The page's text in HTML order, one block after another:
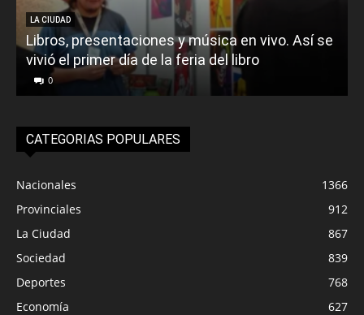
LA CIUDAD
Libros, presentaciones y música en vivo. Así se
vivió el primer día de la feria del libro
0
CATEGORIAS POPULARES
Nacionales
1366
Provinciales
912
La Ciudad
867
Sociedad
839
Deportes
768
Economía
627